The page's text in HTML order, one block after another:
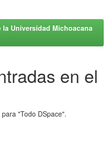
Universidad Michoacana
en el
"Todo DSpace".